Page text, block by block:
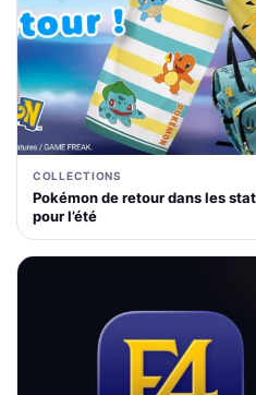
COLLECTIONS
Pokémon de retour dans les
pour l’été